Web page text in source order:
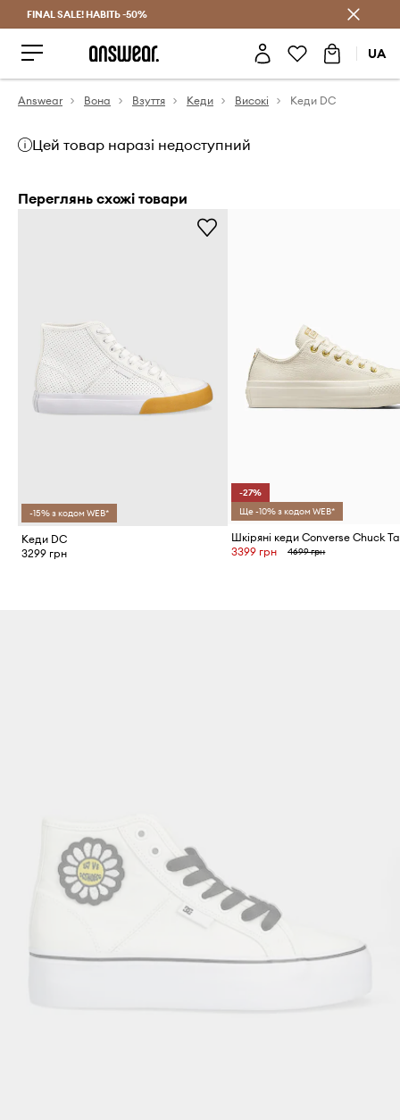
Заощаджуй з Answear Club
FINAL SALE! НАВІТЬ -50%
UA
Answear Вона Взуття Кеди Високі Кеди DC
Цей товар наразі недоступний
Переглянь схожі товари
-15% з кодом WEB*
Кеди DC
3299 грн
-27%
Ще -10% з кодом WEB*
3399 грн 4699 грн